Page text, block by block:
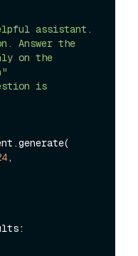
assistant.
Answer the
on the
,